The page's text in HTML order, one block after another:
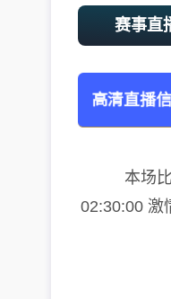
赛事直
高清直播
本场
02:30:00 激